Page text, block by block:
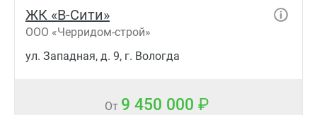
ЖК «В-Сити»
ООО «Черридом-строй»
ул. Западная, д. 9, г. Вологда
От 9 450 000